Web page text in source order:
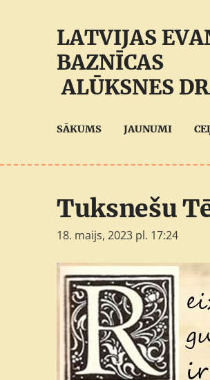
LATVIJAS
BAZNĪCAS
ALŪKSNES
SĀKUMS JAUNUMI
Tuksnešu
18. maijs, 2023 pl. 17:24